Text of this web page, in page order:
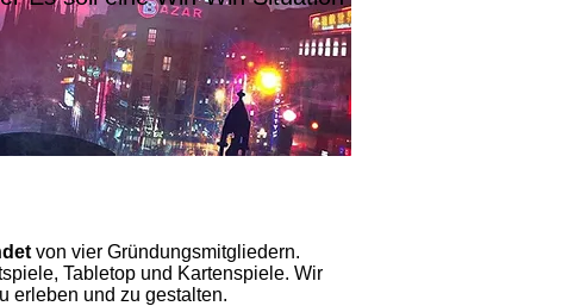
von vier Gründungsmitgliedern.
Tabletop und Kartenspiele. Wir
erleben und zu gestalten.